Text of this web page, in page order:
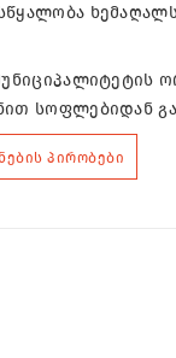
სოფლებიდან
პირობები